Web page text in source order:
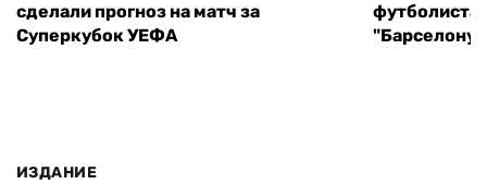
сделали прогноз на матч за
Суперкубок УЕФА
футболиста
ИЗДАНИЕ